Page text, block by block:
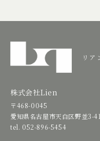
リア
株式会社Lien
〒468-0045
愛知県名古屋市天白区野並3-
tel. 052-896-5454